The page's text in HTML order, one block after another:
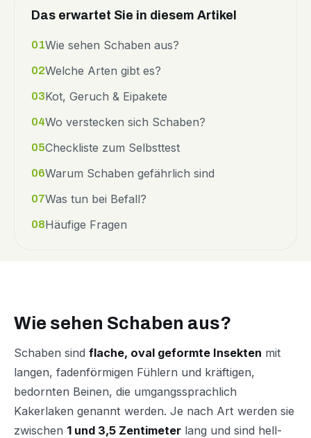
Das erwartet Sie in diesem Artikel
01Wie sehen Schaben aus?
02Welche Arten gibt es?
03Kot, Geruch & Eipakete
04Wo verstecken sich Schaben?
05Checkliste zum Selbsttest
06Warum Schaben gefährlich sind
07Was tun bei Befall?
08Häufige Fragen
Wie sehen Schaben aus?
Schaben sind flache, oval geformte Insekten mit
langen, fadenförmigen Fühlern und kräftigen,
bedornten Beinen, die umgangssprachlich
Kakerlaken genannt werden. Je nach Art werden sie
zwischen 1 und 3,5 Zentimeter lang und sind hell-